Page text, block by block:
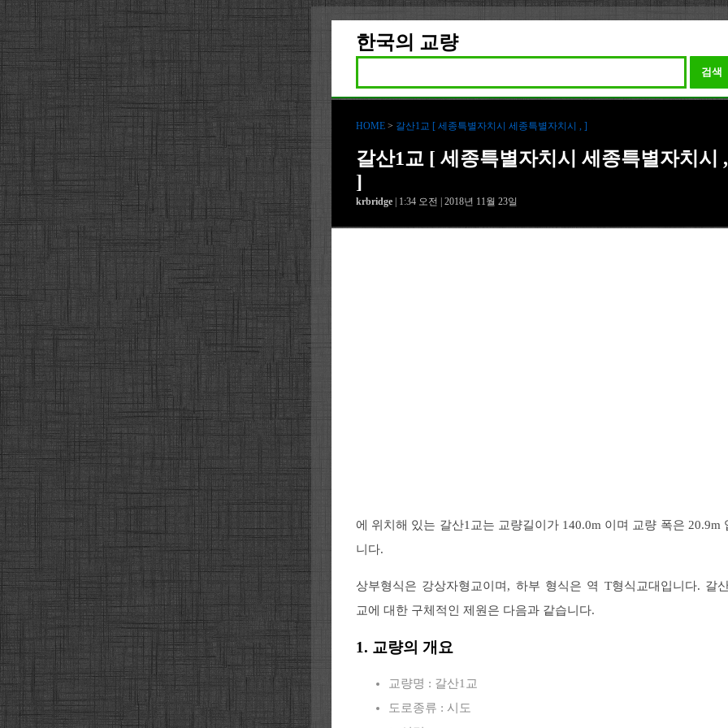
한국의 교량
검색
HOME > 갈산1교 [ 세종특별자치시 세종특별자치시 , ]
갈산1교 [ 세종특별자치시 세종특별자치시 ,
]
krbridge | 1:34 오전 | 2018년 11월 23일
에 위치해 있는 갈산1교는 교량길이가 140.0m 이며 교량 폭은 20.9m
니다.
상부형식은 강상자형교이며, 하부 형식은 역 T형식교대입니다. 갈
교에 대한 구체적인 제원은 다음과 같습니다.
1. 교량의 개요
교량명 : 갈산1교
도로종류 : 시도